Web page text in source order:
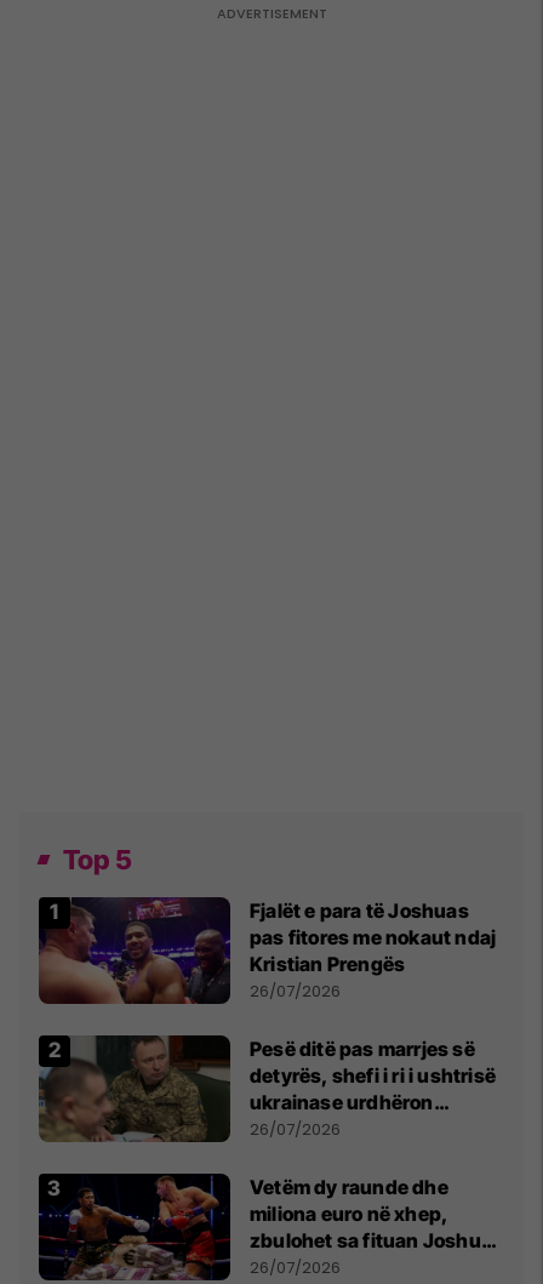
Top 5
Fjalët e para të Joshuas
pas fitores me nokaut ndaj
Kristian Prengës
26/07/2026
Pesë ditë pas marrjes së
detyrës, shefi i ri i ushtrisë
ukrainase urdhëron
kontroll të madh
26/07/2026
Vetëm dy raunde dhe
miliona euro në xhep,
zbulohet sa fituan Joshua
e Prenga
26/07/2026